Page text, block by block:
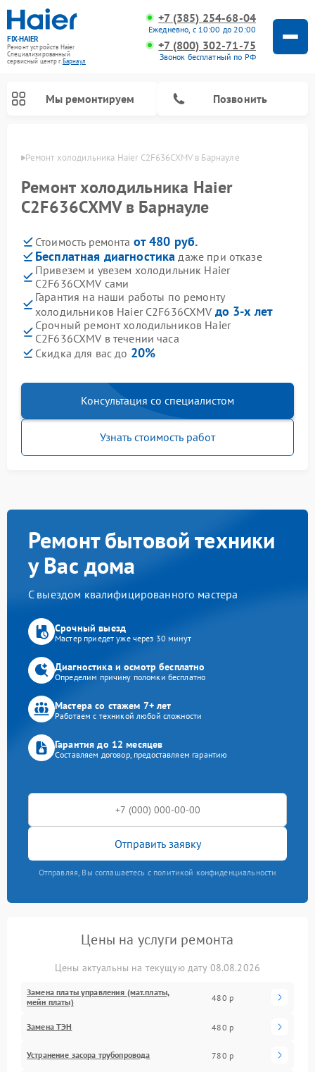
FIX-HAIER
Ремонт устройств Haier
Специализированный
cервисный центр г.Барнаул
+7 (385) 254-68-04
Ежедневно, с 10:00 до 20:00
+7 (800) 302-71-75
Звонок бесплатный по РФ
Мы ремонтируем Позвонить
Ремонт холодильника Haier C2F636CXMV в Барнауле
Ремонт холодильника Haier
C2F636CXMV в Барнауле
Стоимость ремонта от 480 руб.
Бесплатная диагностика даже при отказе
Привезем и увезем холодильник Haier
C2F636CXMV сами
Гарантия на наши работы по ремонту
холодильников Haier C2F636CXMV до 3-х лет
Срочный ремонт холодильников Haier
C2F636CXMV в течении часа
Скидка для вас до 20%
Консультация со специалистом
Узнать стоимость работ
Ремонт бытовой техники
у Вас дома
С выездом квалифицированного мастера
Срочный выезд
Мастер приедет уже через 30 минут
Диагностика и осмотр бесплатно
Определим причину поломки бесплатно
Мастера со стажем 7+ лет
Работаем с техникой любой сложности
Гарантия до 12 месяцев
Составляем договор, предоставляем гарантию
Отправить заявку
Отправляя, Вы соглашаетесь с политикой конфиденциальности
Цены на услуги ремонта
Цены актуальны на текущую дату 08.08.2026
Замена платы управления (мат.платы,
мейн платы)
480 р
Замена ТЭН 480 р
Устранение засора трубопровода 780 р